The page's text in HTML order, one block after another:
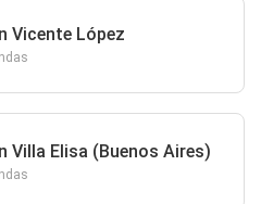
Vicente López
Villa Elisa (Buenos Aires)